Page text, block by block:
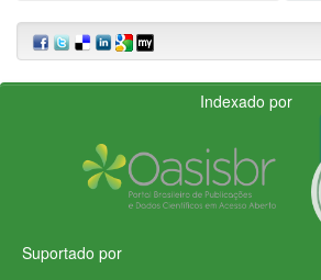
Indexado por
Suportado por